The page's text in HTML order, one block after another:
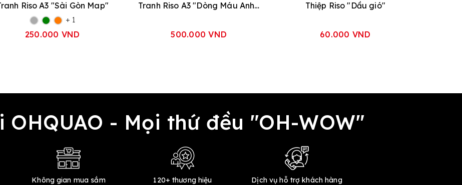
Riso A3 "Sài Gòn Map"
+ 1
250.000 VND
Tranh Riso A3 "Dòng Máu Anh Hùng'
500.000 VND
Thiệp Riso "Dầu gió"
60.000 VND
OHQUAO - Mọi thứ đều "OH-WOW"
Không gian mua sắm
120+ thương hiệu
Dịch vụ hỗ trợ khách hàng